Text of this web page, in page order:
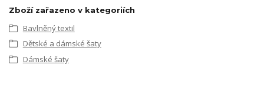
Zboží zařazeno v kategoriích
Bavlněný textil
Dětské a dámské šaty
Dámské šaty